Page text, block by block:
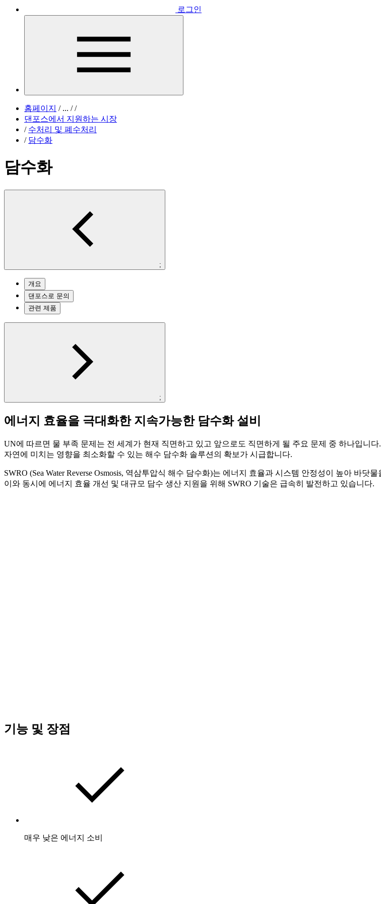
로그인
홈페이지 /... / /
댄포스에서 지원하는 시장
/ 수처리 및 폐수처리
/ 담수화
담수화
;
개요
댄포스로 문의
관련 제품
;
에너지 효율을 극대화한 지속가능한 담수화 설비
UN에 따르면 물 부족 문제는 전 세계가 현재 직면하고 있고 앞으로도 직면하게 될 주요 문제 중 하나입니
자연에 미치는 영향을 최소화할 수 있는 해수 담수화 솔루션의 확보가 시급합니다.
SWRO (Sea Water Reverse Osmosis, 역삼투압식 해수 담수화)는 에너지 효율과 시스템 안정성이 높아 바
이와 동시에 에너지 효율 개선 및 대규모 담수 생산 지원을 위해 SWRO 기술은 급속히 발전하고 있습니다.
기능 및 장점
매우 낮은 에너지 소비